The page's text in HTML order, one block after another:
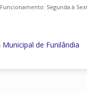
Funcionamento: Segunda à